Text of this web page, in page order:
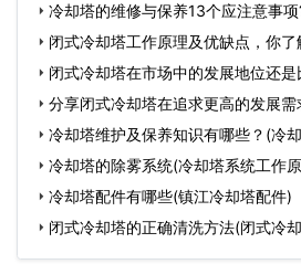
冷却塔的维修与保养13个应注意事
闭式冷却塔工作原理及优缺点，你
工作原
闭式冷却塔在市场中的发展地位还
分享闭式冷却塔在追求更高的发展
冷却塔维护及保养知识有哪些？(冷
冷却塔的除雾系统(冷却塔系统工作
冷却塔配件有哪些(镇江冷却塔配件)
闭式冷却塔的正确清洗方法(闭式冷